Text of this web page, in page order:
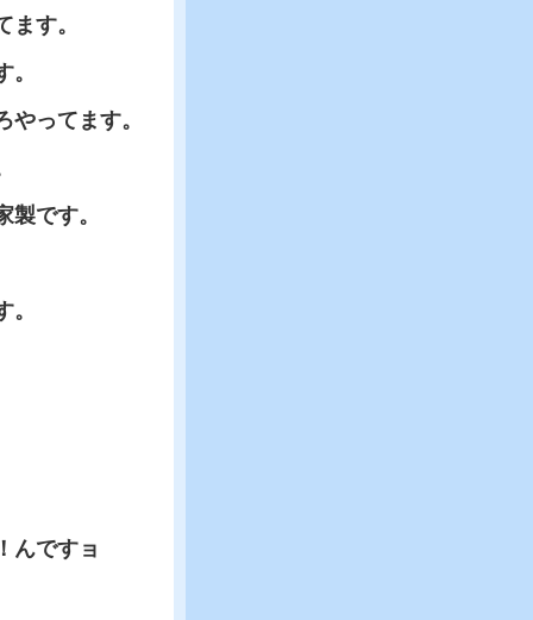
す。
ってます。
です。
んですョ